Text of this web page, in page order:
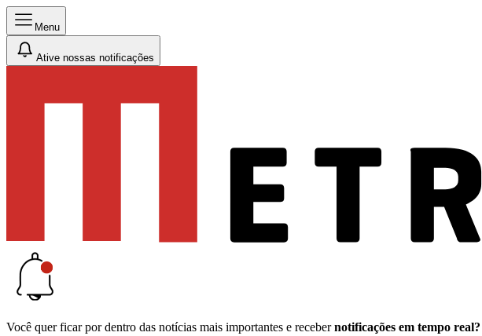
Menu
Ative nossas notificações
Você quer ficar por dentro das notícias mais importantes e receber notificações em tempo real?